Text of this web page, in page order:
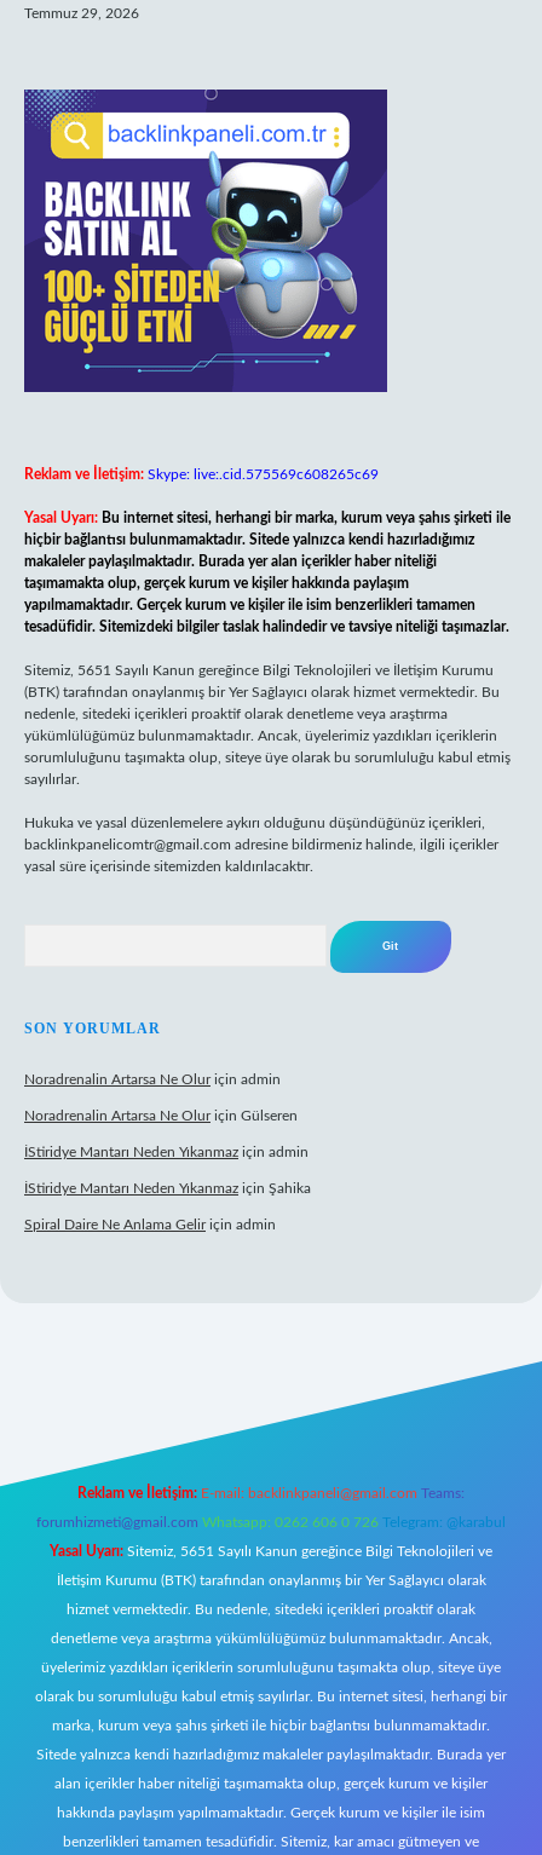
Temmuz 29, 2026
Reklam ve İletişim: Skype: live:.cid.575569c608265c69
Yasal Uyarı: Bu internet sitesi, herhangi bir marka, kurum veya şahıs şirketi ile
hiçbir bağlantısı bulunmamaktadır. Sitede yalnızca kendi hazırladığımız
makaleler paylaşılmaktadır. Burada yer alan içerikler haber niteliği
taşımamakta olup, gerçek kurum ve kişiler hakkında paylaşım
yapılmamaktadır. Gerçek kurum ve kişiler ile isim benzerlikleri tamamen
tesadüfidir. Sitemizdeki bilgiler taslak halindedir ve tavsiye niteliği taşımazlar.
Sitemiz, 5651 Sayılı Kanun gereğince Bilgi Teknolojileri ve İletişim Kurumu
(BTK) tarafından onaylanmış bir Yer Sağlayıcı olarak hizmet vermektedir. Bu
nedenle, sitedeki içerikleri proaktif olarak denetleme veya araştırma
yükümlülüğümüz bulunmamaktadır. Ancak, üyelerimiz yazdıkları içeriklerin
sorumluluğunu taşımakta olup, siteye üye olarak bu sorumluluğu kabul etmiş
sayılırlar.
Hukuka ve yasal düzenlemelere aykırı olduğunu düşündüğünüz içerikleri,
backlinkpanelicomtr@gmail.com adresine bildirmeniz halinde, ilgili içerikler
yasal süre içerisinde sitemizden kaldırılacaktır.
SON YORUMLAR
Noradrenalin Artarsa Ne Oluriçin admin
Noradrenalin Artarsa Ne Oluriçin Gülseren
İStiridye Mantarı Neden Yıkanmaz için admin
İStiridye Mantarı Neden Yıkanmaz için Şahika
Spiral Daire Ne Anlama Geliriçin admin
Reklam ve İletişim: E-mail: backlinkpaneli@gmail.com Teams:
forumhizmeti@gmail.com Whatsapp: 0262 606 0 726 Telegram: @karabul
Yasal Uyarı: Sitemiz, 5651 Sayılı Kanun gereğince Bilgi Teknolojileri ve
İletişim Kurumu (BTK) tarafından onaylanmış bir Yer Sağlayıcı olarak
hizmet vermektedir. Bu nedenle, sitedeki içerikleri proaktif olarak
denetleme veya araştırma yükümlülüğümüz bulunmamaktadır. Ancak,
üyelerimiz yazdıkları içeriklerin sorumluluğunu taşımakta olup, siteye üye
olarak bu sorumluluğu kabul etmiş sayılırlar. Bu internet sitesi, herhangi bir
marka, kurum veya şahıs şirketi ile hiçbir bağlantısı bulunmamaktadır.
Sitede yalnızca kendi hazırladığımız makaleler paylaşılmaktadır. Burada yer
alan içerikler haber niteliği taşımamakta olup, gerçek kurum ve kişiler
hakkında paylaşım yapılmamaktadır. Gerçek kurum ve kişiler ile isim
benzerlikleri tamamen tesadüfidir. Sitemiz, kar amacı gütmeyen ve